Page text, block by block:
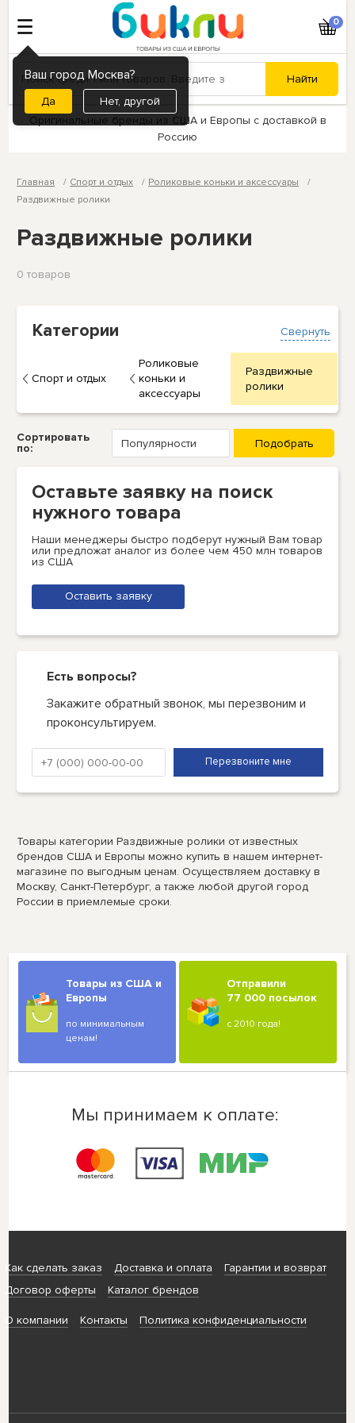
Ваш город Москва?
Нет, другой
0
Оригинальные бренды из США и Европы с доставкой в
Россию
Главная Спорт и отдых
Роликовые коньки и аксессуары
Раздвижные ролики
Раздвижные ролики
0 товаров
Свернуть
Категории
Спорт и отдых
Роликовые
коньки и
аксессуары
Раздвижные
ролики
Сортировать
по:
Оставьте заявку на поиск
нужного товара
Наши менеджеры быстро подберут нужный Вам товар
или предложат аналог из более чем 450 млн товаров
из США
Оставить заявку
Есть вопросы?
Закажите обратный звонок, мы перезвоним и
проконсультируем.
Товары категории Раздвижные ролики от известных
брендов США и Европы можно купить в нашем интернет-
магазине по выгодным ценам. Осуществляем доставку в
Москву, Санкт-Петербург, а также любой другой город
России в приемлемые сроки.
Товары из США и
Европы
по минимальным
ценам!
Отправили
77 000 посылок
с 2010 года!
Мы принимаем к оплате:
Как сделать заказ Доставка и оплата
Гарантии и возврат
Договор оферты
Каталог брендов
О компании Контакты Политика конфиденциальности